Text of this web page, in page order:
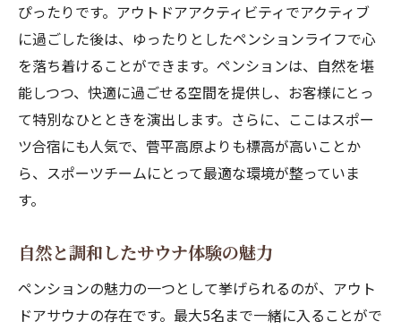
心も体も癒されるペンションの体験
アウトドアサウナの魅力を堪能できる長野のペ
ンション
自然の中でサウナを楽しむ贅沢
フィンランド式サウナの特長を紹介
リラクゼーションと自然の調和
心身をリフレッシュするサウナの魅力
美しい自然と共に過ごす須坂市のペンションの
夏
ぴったりです。アウトドアアクティビティでアクティブ
に過ごした後は、ゆったりとしたペンションライフで心
を落ち着けることができます。ペンションは、自然を堪
能しつつ、快適に過ごせる空間を提供し、お客様にとっ
て特別なひとときを演出します。さらに、ここはスポー
ツ合宿にも人気で、菅平高原よりも標高が高いことか
ら、スポーツチームにとって最適な環境が整っていま
す。
自然と調和したサウナ体験の魅力
ペンションの魅力の一つとして挙げられるのが、アウト
ドアサウナの存在です。最大5名まで一緒に入ることがで